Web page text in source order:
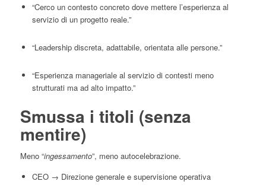
“Cerco un contesto concreto dove mettere l’esperienza al
servizio di un progetto reale.”
“Leadership discreta, adattabile, orientata alle persone.”
“Esperienza manageriale al servizio di contesti meno
strutturati ma ad alto impatto.”
Smussa i titoli (senza
mentire)
Meno “ingessamento”, meno autocelebrazione.
CEO → Direzione generale e supervisione operativa